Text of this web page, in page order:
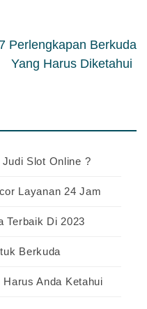
7 Perlengkapan Berkuda
Yang Harus Diketahui
Slot Online ?
Layanan 24 Jam
Terbaik Di 2023
Berkuda
Anda Ketahui